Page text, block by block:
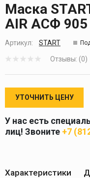
Кликните, чтобы
Маска
AIR АСФ 905
Артикул: START
Отзывы: (0)
УТОЧНИТЬ ЦЕНУ
У нас есть
лиц! Звоните +7
Характеристики